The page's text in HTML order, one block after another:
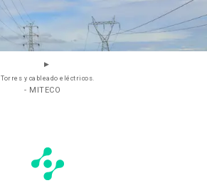
Torres y cableado eléctricos.
- MITECO